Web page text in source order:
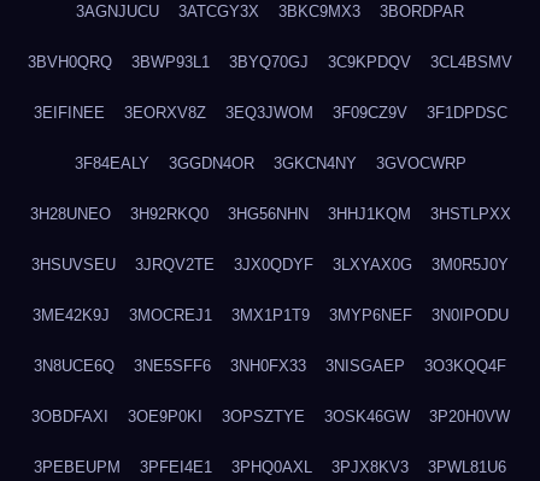
3AGNJUCU 3ATCGY3X 3BKC9MX3 3BORDPAR
3BVH0QRQ 3BWP93L1 3BYQ70GJ 3C9KPDQV 3CL4BSMV
3EIFINEE 3EORXV8Z 3EQ3JWOM 3F09CZ9V 3F1DPDSC
3F84EALY 3GGDN4OR 3GKCN4NY 3GVOCWRP
3H28UNEO 3H92RKQ0 3HG56NHN 3HHJ1KQM 3HSTLPXX
3HSUVSEU 3JRQV2TE 3JX0QDYF 3LXYAX0G 3M0R5J0Y
3ME42K9J 3MOCREJ1 3MX1P1T9 3MYP6NEF 3N0IPODU
3N8UCE6Q 3NE5SFF6 3NH0FX33 3NISGAEP 3O3KQQ4F
3OBDFAXI 3OE9P0KI 3OPSZTYE 3OSK46GW 3P20H0VW
3PEBEUPM 3PFEI4E1 3PHQ0AXL 3PJX8KV3 3PWL81U6